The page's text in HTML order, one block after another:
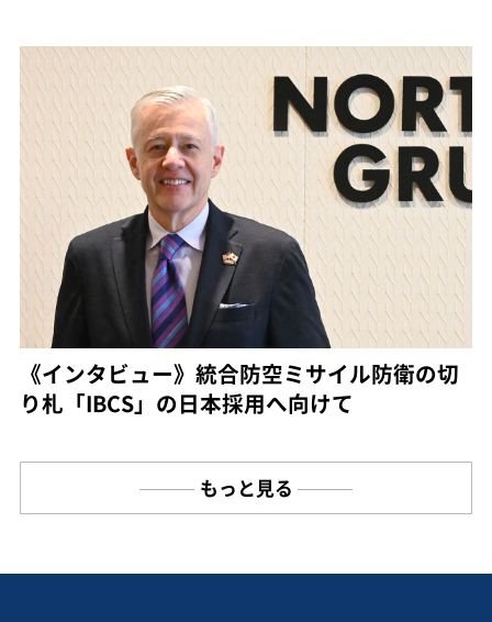
《インタビュー》統合防空ミサイル防衛の切
り札「IBCS」の日本採用へ向けて
もっと見る